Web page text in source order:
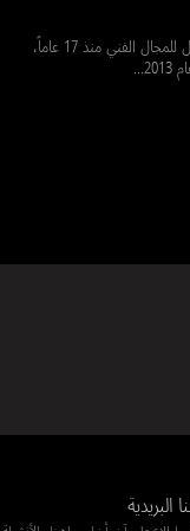
علاء فؤاد مغني مصري، و ملحن موهوب بدأ الدخول للمجال الفني منذ 17 عاماً،
البريدية